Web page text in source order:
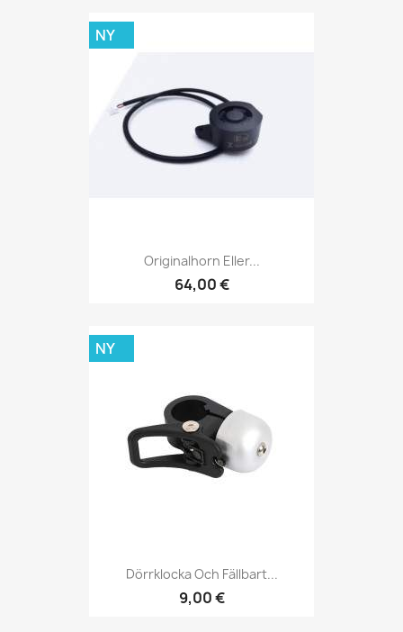
Originalhorn Eller...
64,00 €
NY
Dörrklocka Och Fällbart...
9,00 €
NY